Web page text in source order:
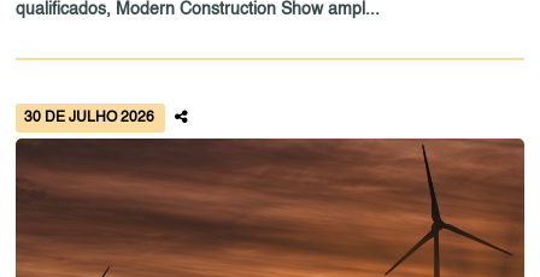
qualificados, Modern Construction Show ampl...
30 DE JULHO 2026